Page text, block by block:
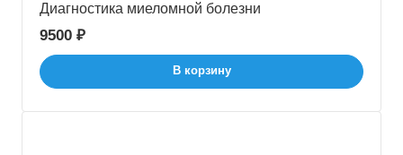
Диагностика миеломной болезни
9500 ₽
В корзину